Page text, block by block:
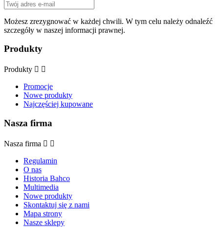
Możesz zrezygnować w każdej chwili. W tym celu należy odnaleźć
szczegóły w naszej informacji prawnej.
Produkty
Produkty  
Promocje
Nowe produkty
Najczęściej kupowane
Nasza firma
Nasza firma  
Regulamin
O nas
Historia Bahco
Multimedia
Nowe produkty
Skontaktuj się z nami
Mapa strony
Nasze sklepy